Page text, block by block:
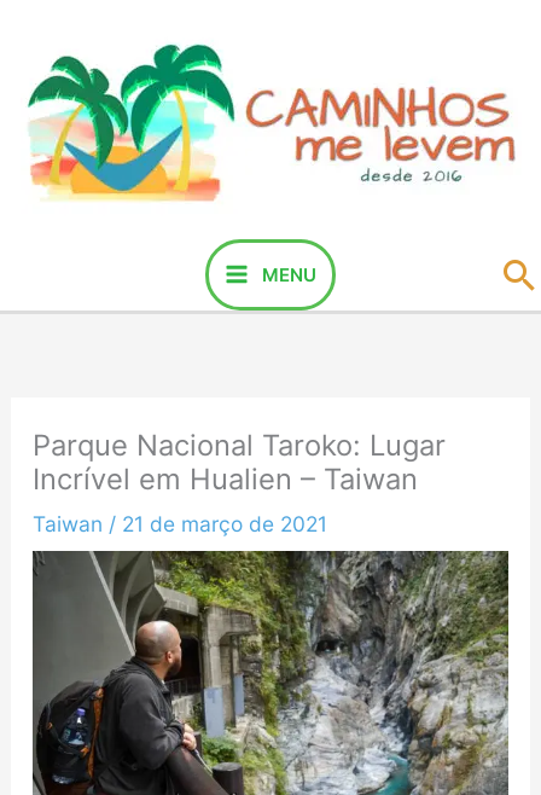
conteúdo
MENU
Parque Nacional Taroko: Lugar
Incrível em Hualien – Taiwan
Taiwan / 21 de março de 2021